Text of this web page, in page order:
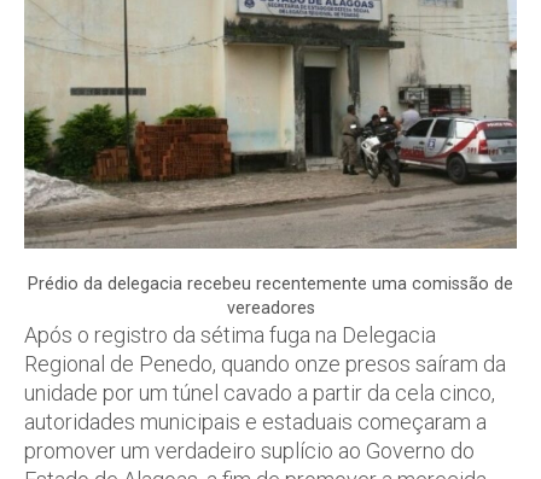
Prédio da delegacia recebeu recentemente uma comissão de
vereadores
Após o registro da sétima fuga na Delegacia
Regional de Penedo, quando onze presos saíram da
unidade por um túnel cavado a partir da cela cinco,
autoridades municipais e estaduais começaram a
promover um verdadeiro suplício ao Governo do